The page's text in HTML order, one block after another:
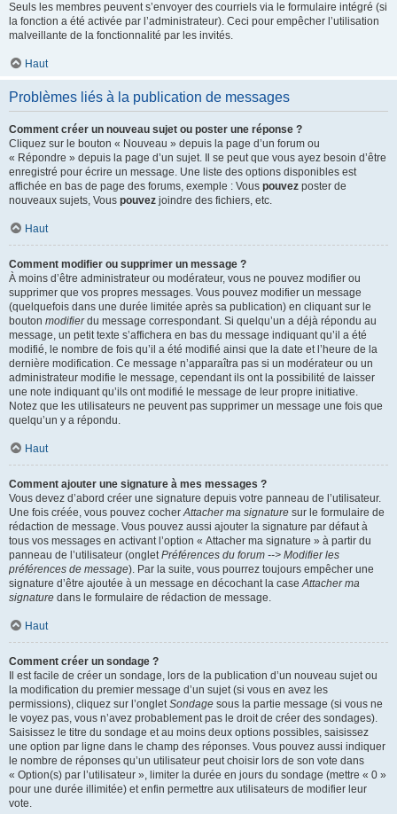
Seuls les membres peuvent s’envoyer des courriels via le formulaire intégré (si
la fonction a été activée par l’administrateur). Ceci pour empêcher l’utilisation
malveillante de la fonctionnalité par les invités.
Haut
Problèmes liés à la publication de messages
Comment créer un nouveau sujet ou poster une réponse ?
Cliquez sur le bouton « Nouveau » depuis la page d’un forum ou
« Répondre » depuis la page d’un sujet. Il se peut que vous ayez besoin d’être
enregistré pour écrire un message. Une liste des options disponibles est
affichée en bas de page des forums, exemple : Vous pouvez poster de
nouveaux sujets, Vous pouvez joindre des fichiers, etc.
Haut
Comment modifier ou supprimer un message ?
À moins d’être administrateur ou modérateur, vous ne pouvez modifier ou
supprimer que vos propres messages. Vous pouvez modifier un message
(quelquefois dans une durée limitée après sa publication) en cliquant sur le
bouton modifierdu message correspondant. Si quelqu’un a déjà répondu au
message, un petit texte s’affichera en bas du message indiquant qu’il a été
modifié, le nombre de fois qu’il a été modifié ainsi que la date et l’heure de la
dernière modification. Ce message n’apparaîtra pas si un modérateur ou un
administrateur modifie le message, cependant ils ont la possibilité de laisser
une note indiquant qu’ils ont modifié le message de leur propre initiative.
Notez que les utilisateurs ne peuvent pas supprimer un message une fois que
quelqu’un y a répondu.
Haut
Comment ajouter une signature à mes messages ?
Vous devez d’abord créer une signature depuis votre panneau de l’utilisateur.
Une fois créée, vous pouvez cocherAttacher ma signature sur le formulaire de
rédaction de message. Vous pouvez aussi ajouter la signature par défaut à
tous vos messages en activant l’option « Attacher ma signature » à partir du
panneau de l’utilisateur (ongletPréférences du forum --> Modifier les
préférences de message). Par la suite, vous pourrez toujours empêcher une
signature d’être ajoutée à un message en décochant la caseAttacher ma
signature dans le formulaire de rédaction de message.
Haut
Comment créer un sondage ?
Il est facile de créer un sondage, lors de la publication d’un nouveau sujet ou
la modification du premier message d’un sujet (si vous en avez les
permissions), cliquez sur l’ongletSondage sous la partie message (si vous ne
le voyez pas, vous n’avez probablement pas le droit de créer des sondages).
Saisissez le titre du sondage et au moins deux options possibles, saisissez
une option par ligne dans le champ des réponses. Vous pouvez aussi indiquer
le nombre de réponses qu’un utilisateur peut choisir lors de son vote dans
« Option(s) par l’utilisateur », limiter la durée en jours du sondage (mettre « 0 »
pour une durée illimitée) et enfin permettre aux utilisateurs de modifier leur
vote.